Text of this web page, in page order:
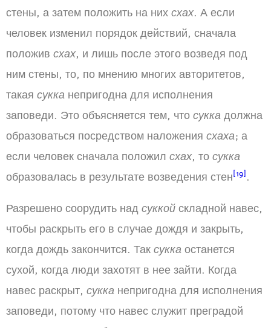
стены, а затем положить на них схах. А если
человек изменил порядок действий, сначала
положив схах, и лишь после этого возведя под
ним стены, то, по мнению многих авторитетов,
такая сукка непригодна для исполнения
заповеди. Это объясняется тем, что сукка должна
образоваться посредством наложения схаха; а
если человек сначала положил схах, то сукка
образовалась в результате возведения стен[19] .
Разрешено соорудить над суккой складной навес,
чтобы раскрыть его в случае дождя и закрыть,
когда дождь закончится. Так сукка останется
сухой, когда люди захотят в нее зайти. Когда
навес раскрыт, сукка непригодна для исполнения
заповеди, потому что навес служит преградой